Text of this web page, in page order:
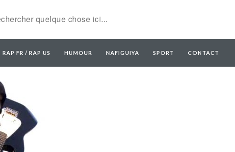
RAP FR / RAP US HUMOUR NAFIGUIYA SPORT CONTACT